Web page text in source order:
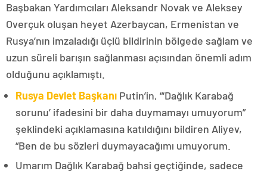
Başbakan Yardımcıları Aleksandr Novak ve Aleksey
Overçuk oluşan heyet Azerbaycan, Ermenistan ve
Rusya’nın imzaladığı üçlü bildirinin bölgede sağlam ve
uzun süreli barışın sağlanması açısından önemli adım
olduğunu açıklamıştı.
Rusya Devlet Başkanı Putin’in, “‘Dağlık Karabağ
sorunu’ ifadesini bir daha duymamayı umuyorum”
şeklindeki açıklamasına katıldığını bildiren Aliyev,
“Ben de bu sözleri duymayacağımı umuyorum.
Umarım Dağlık Karabağ bahsi geçtiğinde, sadece